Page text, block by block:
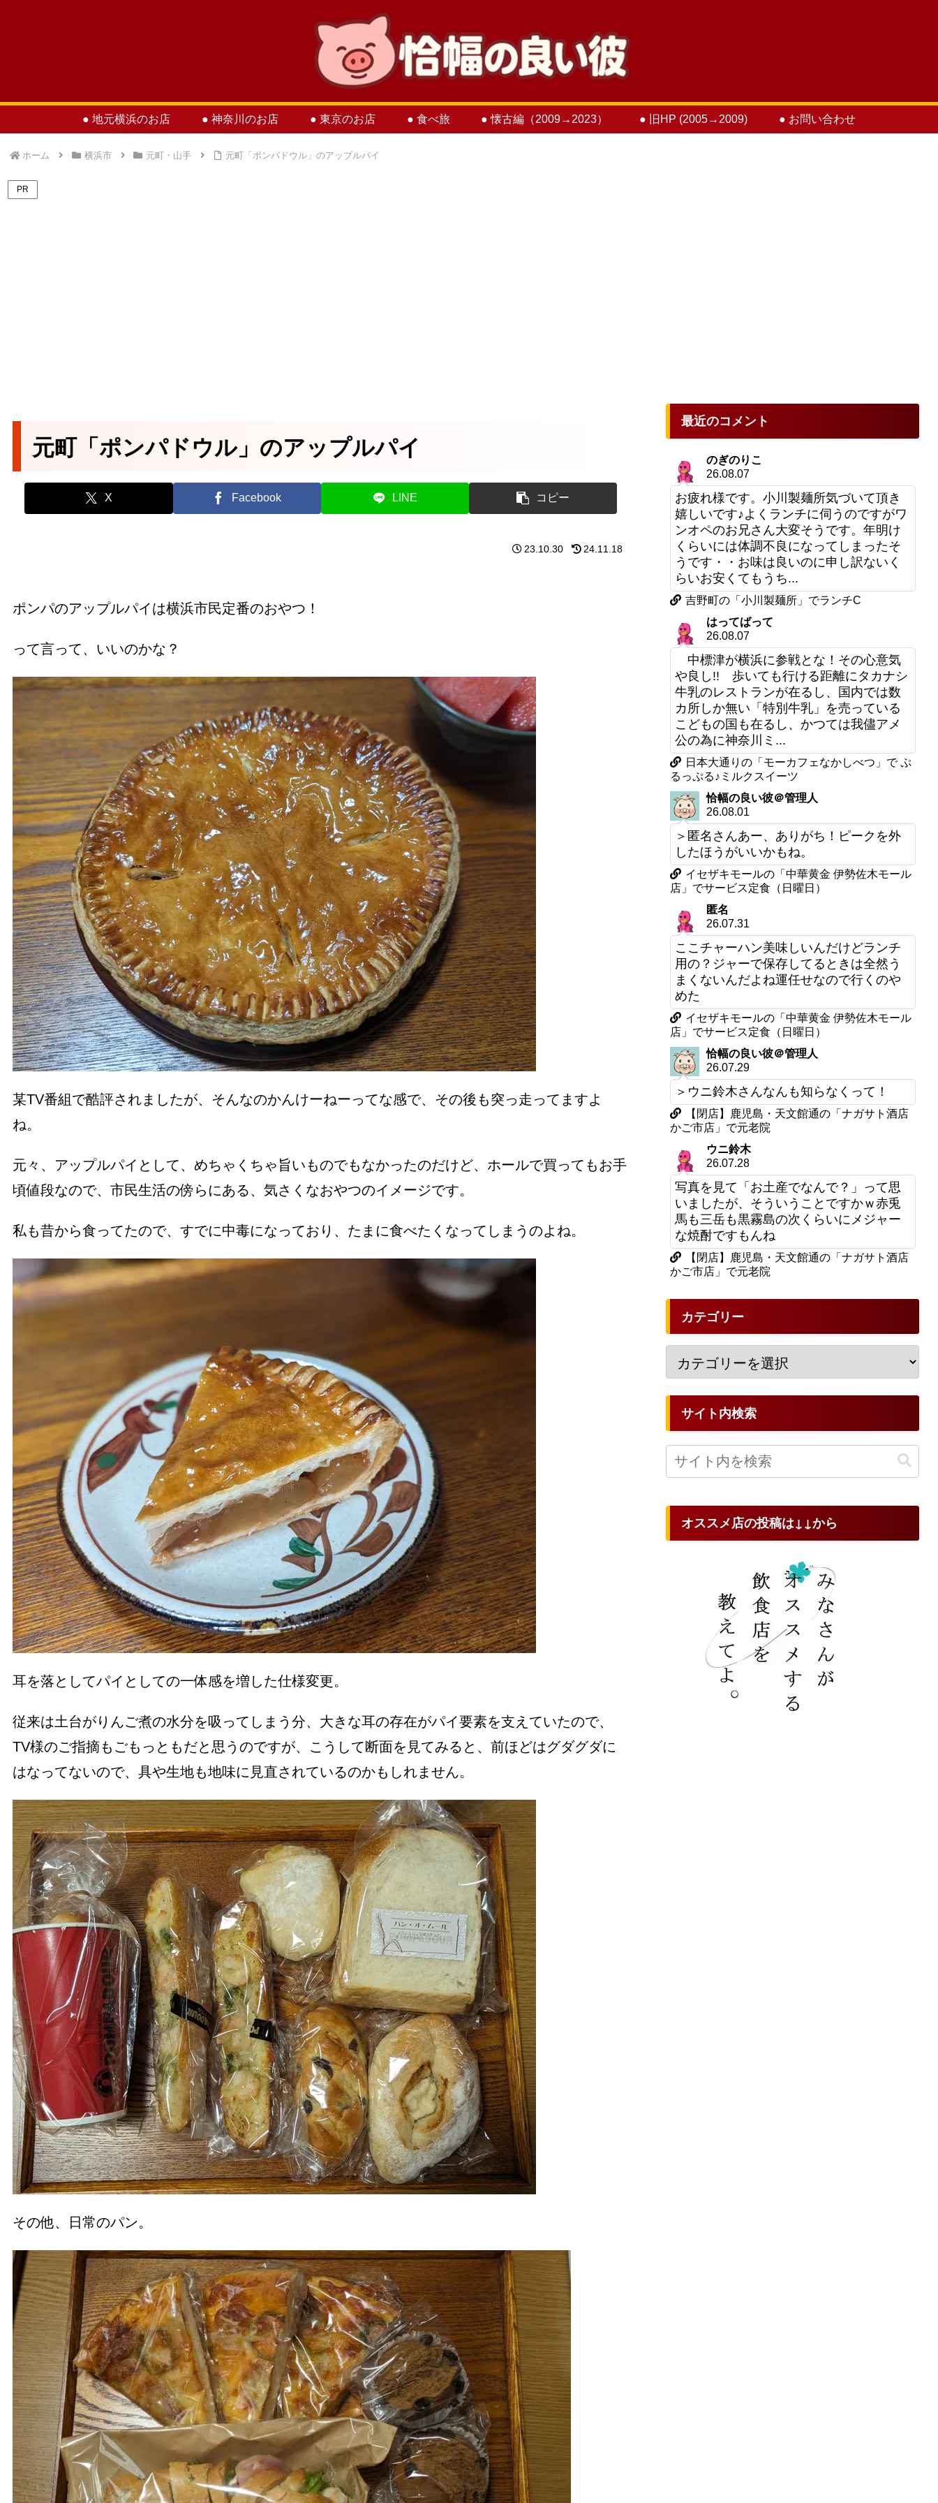
● 地元横浜のお店 ● 神奈川のお店 ● 東京のお店 ● 食べ旅 ● 懐古編（2009→2023） ● 旧HP (2005→2009) ● お問い合わせ
ホーム 横浜市 元町・山手 元町「ポンパドウル」のアップルパイ
PR
元町「ポンパドウル」のアップルパイ
X Facebook LINE コピー
23.10.30 24.11.18
ポンパのアップルパイは横浜市民定番のおやつ！
って言って、いいのかな？
某TV番組で酷評されましたが、そんなのかんけーねーってな感で、その後も突っ走ってますよ
ね。
元々、アップルパイとして、めちゃくちゃ旨いものでもなかったのだけど、ホールで買ってもお手
頃値段なので、市民生活の傍らにある、気さくなおやつのイメージです。
私も昔から食ってたので、すでに中毒になっており、たまに食べたくなってしまうのよね。
耳を落としてパイとしての一体感を増した仕様変更。
従来は土台がりんご煮の水分を吸ってしまう分、大きな耳の存在がパイ要素を支えていたので、
TV様のご指摘もごもっともだと思うのですが、こうして断面を見てみると、前ほどはグダグダに
はなってないので、具や生地も地味に見直されているのかもしれません。
その他、日常のパン。
最近のコメント
のぎのりこ
26.08.07
お疲れ様です。小川製麺所気づいて頂き
嬉しいです♪よくランチに伺うのですがワ
ンオペのお兄さん大変そうです。年明け
くらいには体調不良になってしまったそ
うです・・お味は良いのに申し訳ないく
らいお安くてもうち...
吉野町の「小川製麺所」でランチC
はってばって
26.08.07
中標津が横浜に参戦とな！その心意気
や良し!! 歩いても行ける距離にタカナシ
牛乳のレストランが在るし、国内では数
カ所しか無い「特別牛乳」を売っている
こどもの国も在るし、かつては我儘アメ
公の為に神奈川ミ...
日本大通りの「モーカフェなかしべつ」で ぷ
るっぷる♪ミルクスイーツ
恰幅の良い彼＠管理人
26.08.01
＞匿名さんあー、ありがち！ピークを外
したほうがいいかもね。
イセザキモールの「中華黄金 伊勢佐木モール
店」でサービス定食（日曜日）
匿名
26.07.31
ここチャーハン美味しいんだけどランチ
用の？ジャーで保存してるときは全然う
まくないんだよね運任せなので行くのや
めた
イセザキモールの「中華黄金 伊勢佐木モール
店」でサービス定食（日曜日）
恰幅の良い彼＠管理人
26.07.29
＞ウニ鈴木さんなんも知らなくって！
【閉店】鹿児島・天文館通の「ナガサト酒店
かご市店」で元老院
ウニ鈴木
26.07.28
写真を見て「お土産でなんで？」って思
いましたが、そういうことですかｗ赤兎
馬も三岳も黒霧島の次くらいにメジャー
な焼酎ですもんね
【閉店】鹿児島・天文館通の「ナガサト酒店
かご市店」で元老院
カテゴリー
サイト内検索
オススメ店の投稿は↓↓から